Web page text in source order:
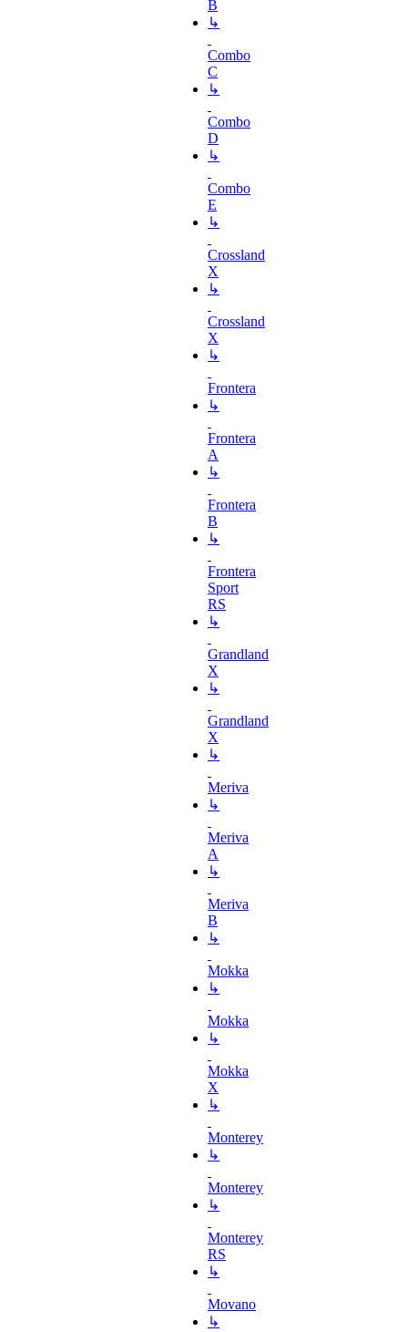
B
↳
Combo
C
↳
Combo
D
↳
Combo
E
↳
Crossland
X
↳
Crossland
X
↳
Frontera
↳
Frontera
A
↳
Frontera
B
↳
Frontera
Sport
RS
↳
Grandland
X
↳
Grandland
X
↳
Meriva
↳
Meriva
A
↳
Meriva
B
↳
Mokka
↳
Mokka
↳
Mokka
X
↳
Monterey
↳
Monterey
↳
Monterey
RS
↳
Movano
↳